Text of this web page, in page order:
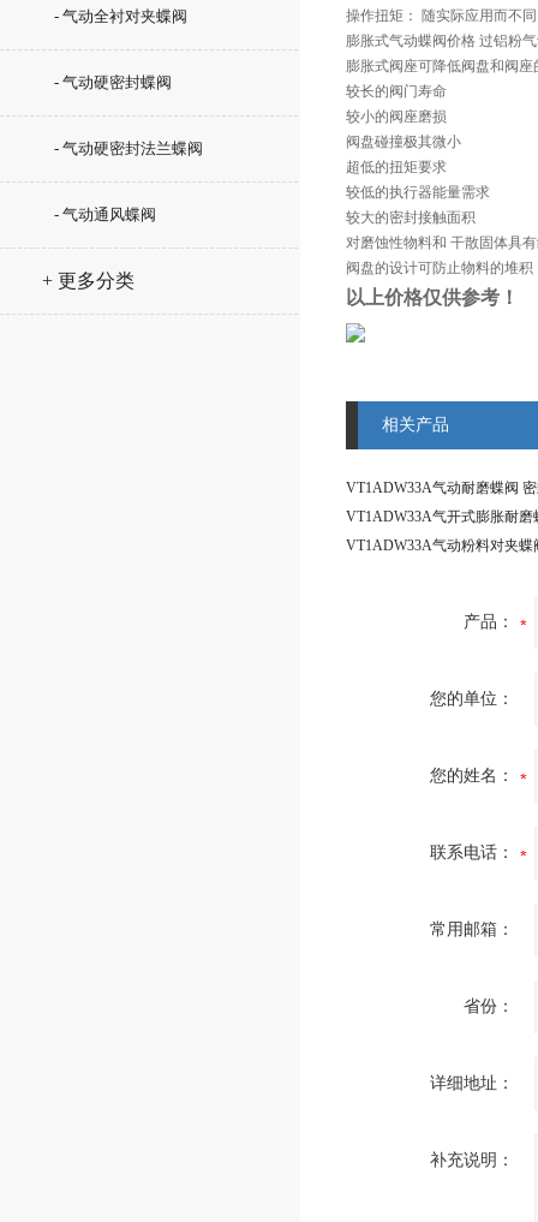
- 气动全衬对夹蝶阀
- 气动硬密封蝶阀
- 气动硬密封法兰蝶阀
- 气动通风蝶阀
+ 更多分类
操作扭矩： 随实际应用而不
膨胀式气动蝶阀价格 过铝粉
膨胀式阀座可降低阀盘和阀座
较长的阀门寿命
较小的阀座磨损
阀盘碰撞极其微小
超低的扭矩要求
较低的执行器能量需求
较大的密封接触面积
对磨蚀性物料和 干散固体具
阀盘的设计可防止物料的堆积
以上价格仅供参考！
相关产品
产品：
您的单位：
您的姓名：
联系电话：
常用邮箱：
省份：
详细地址：
补充说明：